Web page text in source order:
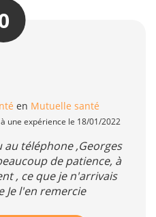
en Mutuelle santé
une expérience le 18/01/2022
téléphone ,Georges
de patience, à
, ce que je n'arrivais
Je l'en remercie